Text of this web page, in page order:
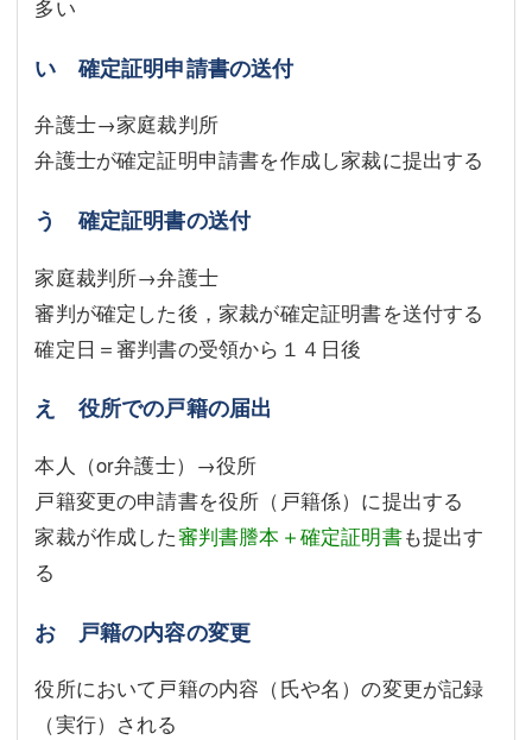
多い
い 確定証明申請書の送付
弁護士→家庭裁判所
弁護士が確定証明申請書を作成し家裁に提出する
う 確定証明書の送付
家庭裁判所→弁護士
審判が確定した後，家裁が確定証明書を送付する
確定日＝審判書の受領から１４日後
え 役所での戸籍の届出
本人（or弁護士）→役所
戸籍変更の申請書を役所（戸籍係）に提出する
家裁が作成した審判書謄本＋確定証明書も提出す
る
お 戸籍の内容の変更
役所において戸籍の内容（氏や名）の変更が記録
（実行）される